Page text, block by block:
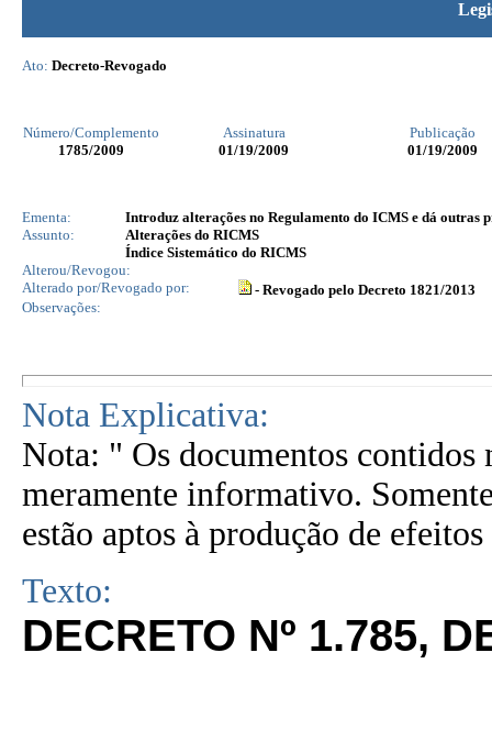
Ato: Decreto-Revogado
Número/Complemento Assinatura
Publicação
1785/2009 01/19/2009 01/19/2009
Ementa:
Introduz alterações no Regulamento do ICMS e dá outras
Assunto:
Alterações do RICMS
Índice Sistemático do RICMS
Alterou/Revogou:
Alterado por/Revogado por:
- Revogado pelo Decreto 1821/2013
Observações:
Nota Explicativa:
Nota: " Os documentos contidos
meramente informativo.
estão aptos à produção de
Texto:
DECRETO Nº 1.785,